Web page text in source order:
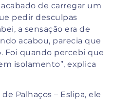
de carregar um
pedir desculpas
a sensação era de
acabou, parecia que
Foi quando percebi que
isolamento”, explica
Palhaços – Eslipa, ele